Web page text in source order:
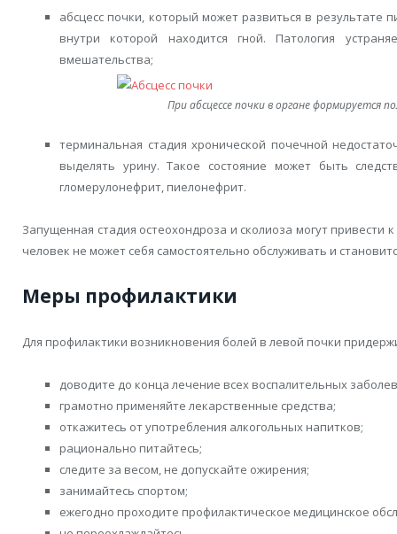
абсцесс почки, который может развиться в результате
внутри которой находится гной. Патология
вмешательства;
При абсцессе почки в органе формируется
терминальная стадия хронической почечной
выделять урину. Такое состояние может быть
гломерулонефрит, пиелонефрит.
Запущенная стадия остеохондроза и сколиоза могут привести
человек не может себя самостоятельно обслуживать и
Меры профилактики
Для профилактики возникновения болей в левой почки
доводите до конца лечение всех воспалительных
грамотно применяйте лекарственные средства;
откажитесь от употребления алкогольных напитков;
рационально питайтесь;
следите за весом, не допускайте ожирения;
занимайтесь спортом;
ежегодно проходите профилактическое медицинское